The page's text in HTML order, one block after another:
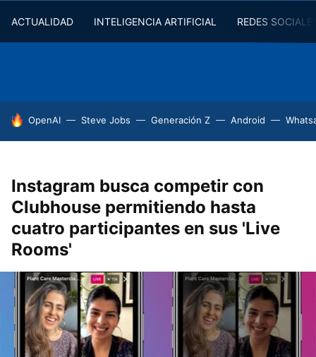
ACTUALIDAD INTELIGENCIA ARTIFICIAL REDES
HOY SE HABLA DE
OpenAI Steve Jobs Generación Z Android
Instagram busca competir con
Clubhouse permitiendo hasta
cuatro participantes en sus 'Live
Rooms'